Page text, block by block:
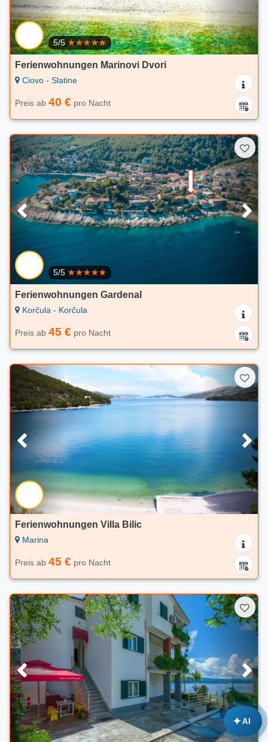
5/5
Ferienwohnungen Marinovi Dvori
Ciovo - Slatine
Preis ab 40 € pro Nacht
5/5
Ferienwohnungen Gardenal
Korčula - Korčula
Preis ab 45 € pro Nacht
Ferienwohnungen Villa Bilic
Marina
Preis ab 45 € pro Nacht
✦AI